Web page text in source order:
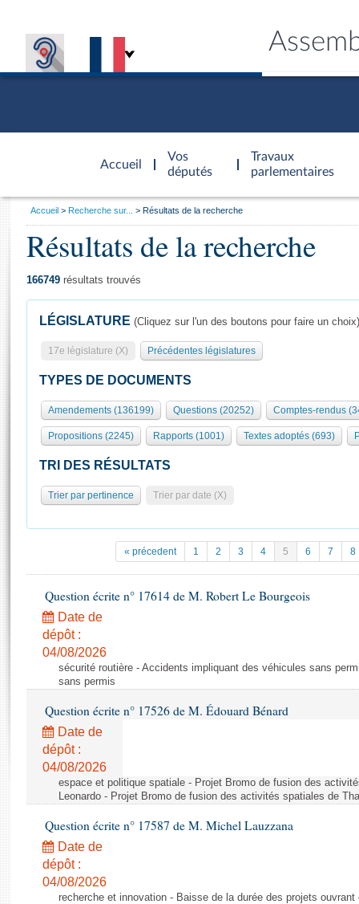
Accueil
d'accueil
Vos
députés
Travaux
parlementaires
Présidence
577 députés
Groupes politiques
Séance publique
Commissions et autres organes
Europe et International
Pétitions
Projets de loi
Propositions de loi
Amendements
Textes adoptés
Rapports législatifs
Rapports sur l'application des lois
Baromètre de l’application des lois
Dossiers législatifs
Budget et sécurité sociale
Questions écrites et orales
Comptes rendus des débats
Général
Rôle et pouvoirs de l'Assemblée
Organisation de l'Assemblée
Présidence Conférence des Présidents Bureau Collège des
Statistiques et chiffres clés
Documents de référence
( Constitution | Règlement de l'Assemblée ... )
Histoire
Juniors
Anciennes législatures
Visiter l'Assemblée
Visite virtuelle du palais Bourbon
Assister à une séance
La Bibliothèque
Contacts et plan d'accès
Photos libres de droit
Vous
Accueil Recherche sur... Résultats de la recherche
Résultats de la recherche
166749 résultats trouvés
LÉGISLATURE (Cliquez sur l'un des boutons pour faire un choix)
17e législature (X) Précédentes législatures
TYPES DE DOCUMENTS
Amendements (136199) Questions (20252) Comptes-rendus
Propositions (2245) Rapports (1001) Textes adoptés (693)
TRI DES RÉSULTATS
Trier par pertinence Trier par date (X)
« précedent 1 2 3 4 5 6 7 8
Question écrite n° 17614 de M. Robert Le Bourgeois
Date de
dépôt :
04/08/2026
sécurité routière - Accidents impliquant des véhicules sans
sans permis
Question écrite n° 17526 de M. Édouard Bénard
Date de
dépôt :
04/08/2026
espace et politique spatiale - Projet Bromo de fusion des
Leonardo - Projet Bromo de fusion des activités spatiales de
Question écrite n° 17587 de M. Michel Lauzzana
Date de
dépôt :
04/08/2026
recherche et innovation - Baisse de la durée des projets